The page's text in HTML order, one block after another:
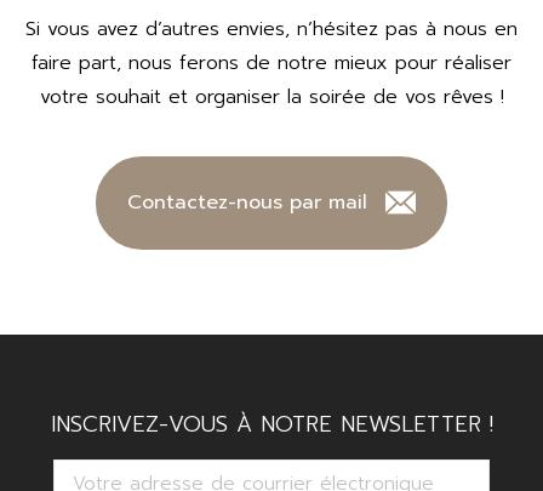
Si vous avez d’autres envies, n’hésitez pas à nous en
faire part, nous ferons de notre mieux pour réaliser
votre souhait et organiser la soirée de vos rêves !
Contactez-nous par mail
INSCRIVEZ-VOUS À NOTRE NEWSLETTER !